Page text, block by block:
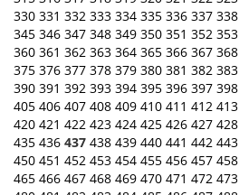
330 331 332 333 334 335 336 337 338
345 346 347 348 349 350 351 352 353
360 361 362 363 364 365 366 367 368
375 376 377 378 379 380 381 382 383
390 391 392 393 394 395 396 397 398
405 406 407 408 409 410 411 412 413
420 421 422 423 424 425 426 427 428
435 436 437 438 439 440 441 442 443
450 451 452 453 454 455 456 457 458
465 466 467 468 469 470 471 472 473